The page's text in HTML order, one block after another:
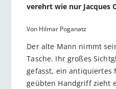
verehrt wie nur Jacques
Von Hilmar Poganatz
Der alte Mann nimmt
Tasche. Ihr großes
gefasst, ein antiquiertes
geübten Handgriff zieht